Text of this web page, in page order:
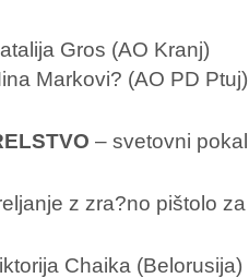
Gros (AO Kranj)
Markovi? (AO PD Ptuj)
– svetovni
z zra?no pištolo
Chaika (Belorusija)